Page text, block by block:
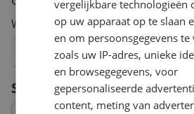
Specificaties
Welk cijfer geef jij dit product?
6
5
4
3
2
Vraag 1 van 4
vergelijkbare technologieën
op uw apparaat op te slaan
en om persoonsgegevens te
zoals uw IP-adres, unieke
en browsegegevens, voor
gepersonaliseerde
content, meting van